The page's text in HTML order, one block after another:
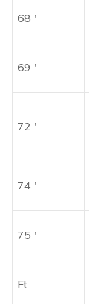
68 '
69 '
72 '
74 '
75 '
Ft